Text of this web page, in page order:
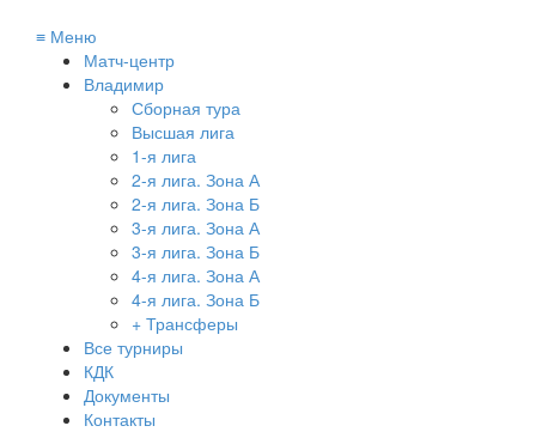
≡ Меню
Матч-центр
Владимир
Сборная тура
Высшая лига
1-я лига
2-я лига. Зона А
2-я лига. Зона Б
3-я лига. Зона А
3-я лига. Зона Б
4-я лига. Зона А
4-я лига. Зона Б
+ Трансферы
Все турниры
КДК
Документы
Контакты